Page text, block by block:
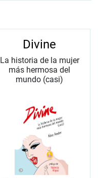
Divine
La historia de la mujer
más hermosa del
mundo (casi)